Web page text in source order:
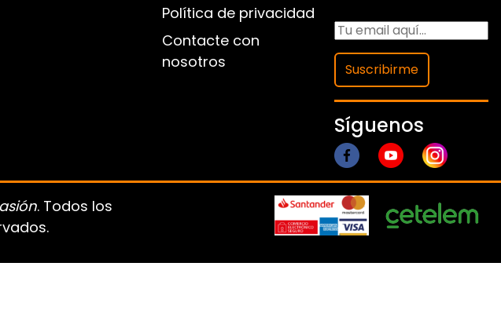
Política de privacidad
Contacte con
nosotros
Suscribirme
Síguenos
. Todos los